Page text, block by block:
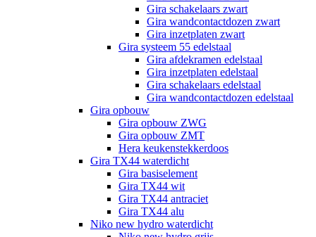
Gira schakelaars zwart
Gira wandcontactdozen zwart
Gira inzetplaten zwart
Gira systeem 55 edelstaal
Gira afdekramen edelstaal
Gira inzetplaten edelstaal
Gira schakelaars edelstaal
Gira wandcontactdozen edelstaal
Gira opbouw
Gira opbouw ZWG
Gira opbouw ZMT
Hera keukenstekkerdoos
Gira TX44 waterdicht
Gira basiselement
Gira TX44 wit
Gira TX44 antraciet
Gira TX44 alu
Niko new hydro waterdicht